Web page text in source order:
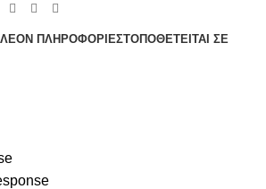
ΠΛΗΡΟΦΟΡΊΕΣΤΟΠΟΘΕΤΕΊΤΑΙ ΣΕ